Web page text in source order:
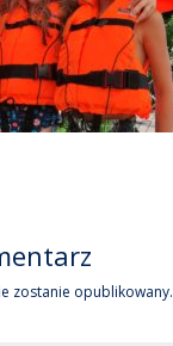
zostanie opublikowany.